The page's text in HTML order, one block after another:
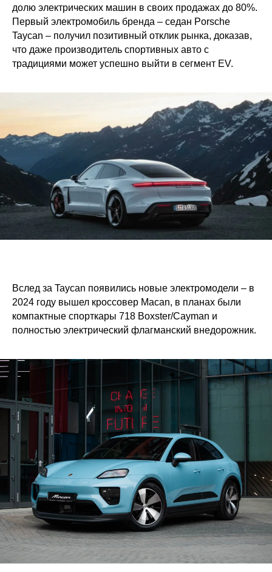
долю электрических машин в своих продажах до 80%.
Первый электромобиль бренда – седан Porsche
Taycan – получил позитивный отклик рынка, доказав,
что даже производитель спортивных авто с
традициями может успешно выйти в сегмент EV.
Вслед за Taycan появились новые электромодели – в
2024 году вышел кроссовер Macan, в планах были
компактные спорткары 718 Boxster/Cayman и
полностью электрический флагманский внедорожник.